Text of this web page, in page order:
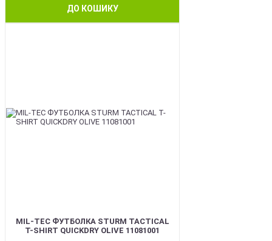
ДО КОШИКУ
MIL-TEC ФУТБОЛКА STURM TACTICAL
T-SHIRT QUICKDRY OLIVE 11081001